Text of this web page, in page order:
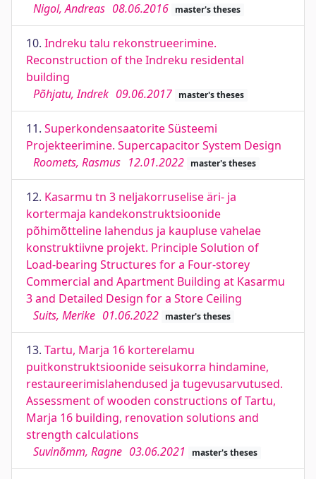
Nigol, Andreas 08.06.2016 master's theses
10. Indreku talu rekonstrueerimine.
Reconstruction of the Indreku residental
building
Põhjatu, Indrek 09.06.2017 master's theses
11. Superkondensaatorite Süsteemi
Projekteerimine. Supercapacitor System Design
Roomets, Rasmus 12.01.2022 master's theses
12. Kasarmu tn 3 neljakorruselise äri- ja
kortermaja kandekonstruktsioonide
põhimõtteline lahendus ja kaupluse vahelae
konstruktiivne projekt. Principle Solution of
Load-bearing Structures for a Four-storey
Commercial and Apartment Building at Kasarmu
3 and Detailed Design for a Store Ceiling
Suits, Merike 01.06.2022 master's theses
13. Tartu, Marja 16 korterelamu
puitkonstruktsioonide seisukorra hindamine,
restaureerimislahendused ja tugevusarvutused.
Assessment of wooden constructions of Tartu,
Marja 16 building, renovation solutions and
strength calculations
Suvinõmm, Ragne 03.06.2021 master's theses